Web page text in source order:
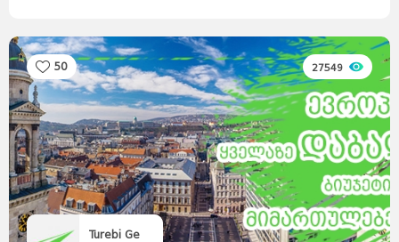
Turebi Ge
50 27549